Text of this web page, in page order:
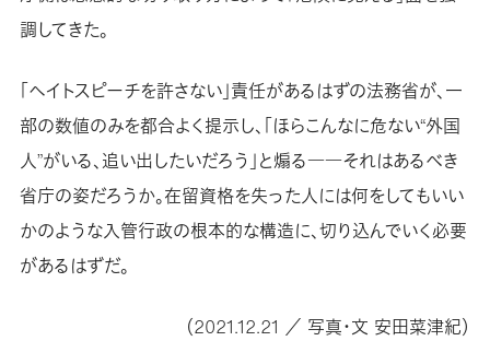
調してきた。
「ヘイトスピーチを許さない」責任があるはずの法務省が、一
部の数値のみを都合よく提示し、「ほらこんなに危ない“外国
人”がいる、追い出したいだろう」と煽る――それはあるべき
省庁の姿だろうか。在留資格を失った人には何をしてもいい
かのような入管行政の根本的な構造に、切り込んでいく必要
があるはずだ。
（2021.12.21 ／ 写真・文 安田菜津紀）